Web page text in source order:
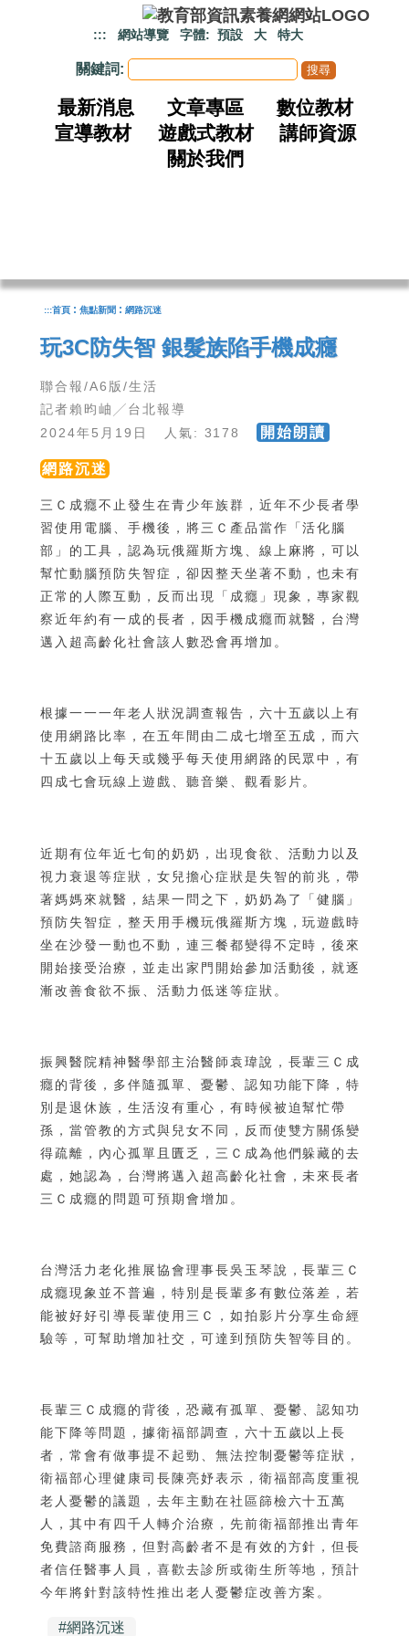
::: 網站導覽 字體: 預設 大 特大
關鍵詞:
最新消息 文章專區
數位教材
宣導教材
遊戲式教材
講師資源
關於我們
:::首頁 : 焦點新聞 : 網路沉迷
玩3C防失智 銀髮族陷手機成癮
聯合報/A6版/生活
記者賴昀岫╱台北報導
2024年5月19日 人氣: 3178
開始朗讀
網路沉迷
三Ｃ成癮不止發生在青少年族群，近年不少長者學
習使用電腦、手機後，將三Ｃ產品當作「活化腦
部」的工具，認為玩俄羅斯方塊、線上麻將，可以
幫忙動腦預防失智症，卻因整天坐著不動，也未有
正常的人際互動，反而出現「成癮」現象，專家觀
察近年約有一成的長者，因手機成癮而就醫，台灣
邁入超高齡化社會該人數恐會再增加。
根據一一一年老人狀況調查報告，六十五歲以上有
使用網路比率，在五年間由二成七增至五成，而六
十五歲以上每天或幾乎每天使用網路的民眾中，有
四成七會玩線上遊戲、聽音樂、觀看影片。
近期有位年近七旬的奶奶，出現食欲、活動力以及
視力衰退等症狀，女兒擔心症狀是失智的前兆，帶
著媽媽來就醫，結果一問之下，奶奶為了「健腦」
預防失智症，整天用手機玩俄羅斯方塊，玩遊戲時
坐在沙發一動也不動，連三餐都變得不定時，後來
開始接受治療，並走出家門開始參加活動後，就逐
漸改善食欲不振、活動力低迷等症狀。
振興醫院精神醫學部主治醫師袁瑋說，長輩三Ｃ成
癮的背後，多伴隨孤單、憂鬱、認知功能下降，特
別是退休族，生活沒有重心，有時候被迫幫忙帶
孫，當管教的方式與兒女不同，反而使雙方關係變
得疏離，內心孤單且匱乏，三Ｃ成為他們躲藏的去
處，她認為，台灣將邁入超高齡化社會，未來長者
三Ｃ成癮的問題可預期會增加。
台灣活力老化推展協會理事長吳玉琴說，長輩三Ｃ
成癮現象並不普遍，特別是長輩多有數位落差，若
能被好好引導長輩使用三Ｃ，如拍影片分享生命經
驗等，可幫助增加社交，可達到預防失智等目的。
長輩三Ｃ成癮的背後，恐藏有孤單、憂鬱、認知功
能下降等問題，據衛福部調查，六十五歲以上長
者，常會有做事提不起勁、無法控制憂鬱等症狀，
衛福部心理健康司長陳亮妤表示，衛福部高度重視
老人憂鬱的議題，去年主動在社區篩檢六十五萬
人，其中有四千人轉介治療，先前衛福部推出青年
免費諮商服務，但對高齡者不是有效的方針，但長
者信任醫事人員，喜歡去診所或衛生所等地，預計
今年將針對該特性推出老人憂鬱症改善方案。
#網路沉迷